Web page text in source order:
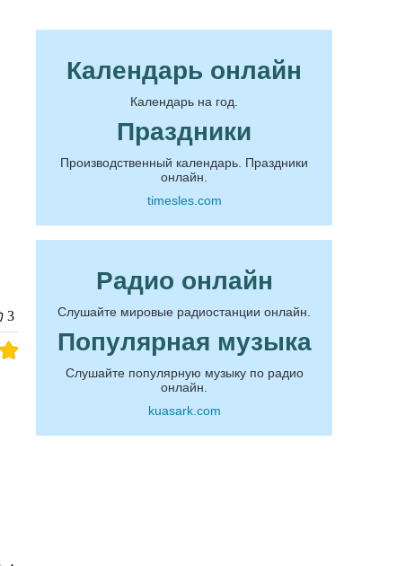
3
Календарь онлайн
Календарь на год.
Праздники
Производственный календарь. Праздники
онлайн.
timesles.com
Радио онлайн
Слушайте мировые радиостанции онлайн.
Популярная музыка
Слушайте популярную музыку по радио
онлайн.
kuasark.com